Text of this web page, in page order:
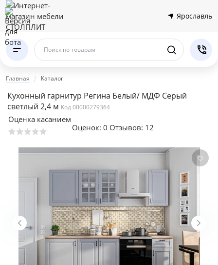
Ярославль
Поиск по товарам
Главная Каталог
Кухонный гарнитур Регина Белый/ МДФ Серый
светлый 2,4 м Код 00000279364
Оценка касанием
Оценок: 0 Отзывов: 12